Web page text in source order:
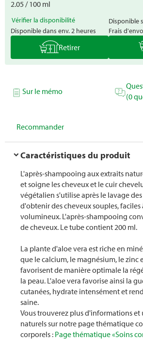
2.05 / 100 ml
Vérifier la disponibilité
Disponible dans env. 2 heures
Disponible
Frais
Retirer
Sur le mémo
(0
Recommander
Caractéristiques du produit
L'après-shampooing aux extraits
et soigne les cheveux et le cuir
végétalien s'utilise après le lavage
d'obtenir des cheveux souples, faciles
volumineux. L'après-shampooing
de cheveux. Le tube contient 200 ml.
La plante d'aloe vera est riche en
que le calcium, le magnésium, le zinc
favorisent de manière optimale la
la peau. L'aloe vera favorise ainsi la
cutanées, hydrate intensément et
saine.
Vous trouverez plus d'informations et
naturels sur notre page thématique
corporels : Page thématique «Soins